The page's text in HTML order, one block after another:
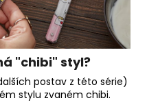
"chibi" styl?
postav z této série)
stylu zvaném chibi.